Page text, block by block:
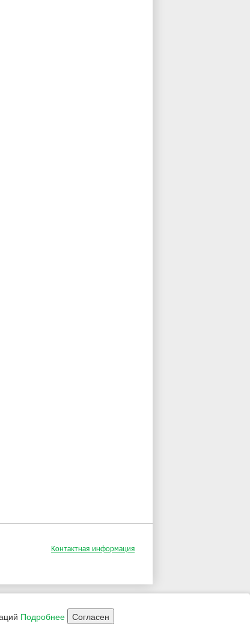
Контактная информация
Подробнее Согласен